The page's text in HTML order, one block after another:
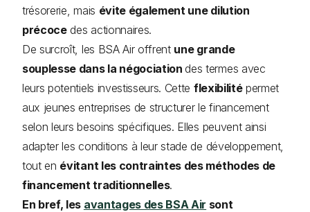
trésorerie, mais évite également une dilution
précocedes actionnaires.
De surcroît, les BSA Air offrent une grande
souplesse dans la négociationdes termes avec
leurs potentiels investisseurs. Cette flexibilitépermet
aux jeunes entreprises de structurer le financement
selon leurs besoins spécifiques. Elles peuvent ainsi
adapter les conditions à leur stade de développement,
tout en évitant les contraintes des méthodes de
financement traditionnelles.
En bref, les avantages des BSA Air sont